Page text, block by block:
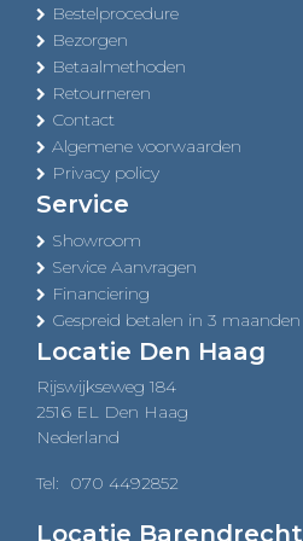
Bestelprocedure
Bezorgen
Betaalmethoden
Retourneren
Contact
Algemene voorwaarden
Privacy policy
Service
Showroom
Service Aanvragen
Financiering
Gespreid betalen in 3 maanden
Locatie Den Haag
Rijswijkseweg 184
2516 EL Den Haag
Nederland
Tel: 070 4492852
Locatie Barendrecht